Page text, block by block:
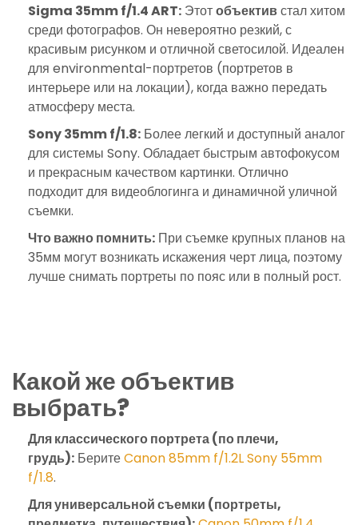
Sigma 35mm f/1.4 ART: Этотобъективстал хитом
среди фотографов. Он невероятно резкий, с
красивым рисунком и отличной светосилой. Идеален
для environmental-портретов (портретов в
интерьере или на локации), когда важно передать
атмосферу места.
Sony 35mm f/1.8: Более легкий и доступный аналог
для системы Sony. Обладает быстрым автофокусом
и прекрасным качеством картинки. Отлично
подходит для видеоблогинга и динамичной уличной
съемки.
Что важно помнить: При съемке крупных планов на
35мм могут возникать искажения черт лица, поэтому
лучше снимать портреты по пояс или в полный рост.
Какой же объектив
выбрать?
Для классического портрета (по плечи,
грудь): БеритеCanon 85mm f/1.2LSony 55mm
f/1.8.
Для универсальной съемки (портреты,